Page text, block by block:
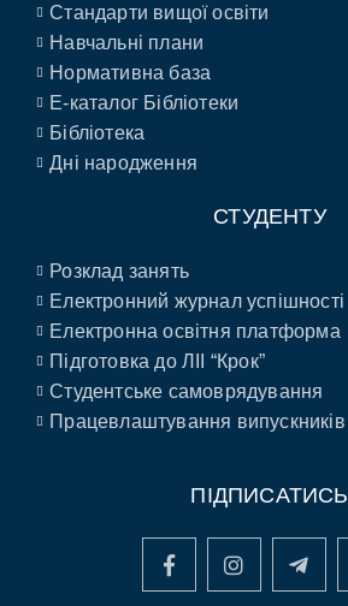
Стандарти вищої освіти
Навчальні плани
Нормативна база
E-каталог Бібліотеки
Бібліотека
Дні народження
СТУДЕНТУ
Розклад занять
Електронний журнал успішності
Електронна освітня платформа
Підготовка до ЛІІ “Крок”
Студентське самоврядування
Працевлаштування випускників
ПІДПИСАТИСЬ